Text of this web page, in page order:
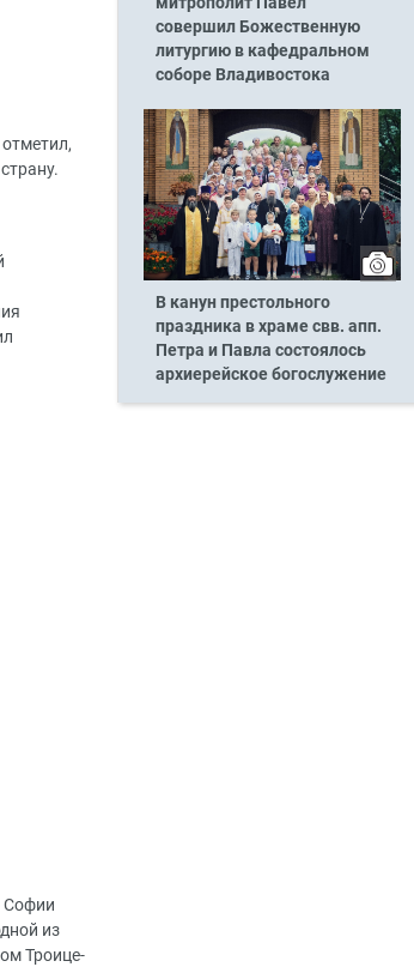
Софии
из
Троице-
совершил Божественную
литургию в кафедральном
соборе Владивостока
В канун престольного
праздника в храме свв. апп.
Петра и Павла состоялось
архиерейское богослужение